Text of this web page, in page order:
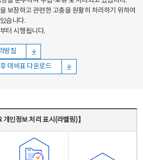
보장하고 관련한 고충을 원활히 처리하기 위하여
습니다.
터 시행됩니다.
방침
대비표 다운로드
개인정보 처리 표시(라벨링)】